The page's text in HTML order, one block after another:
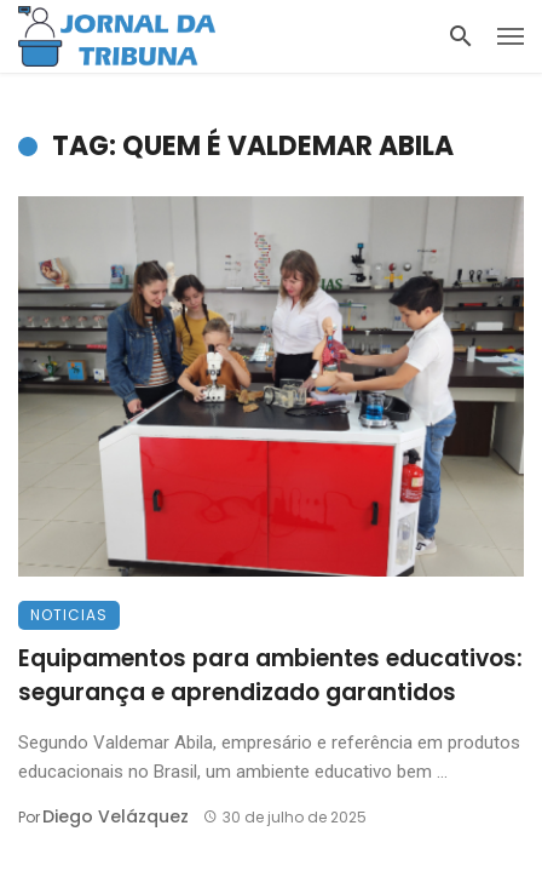
TAG: QUEM É VALDEMAR ABILA
NOTICIAS
Equipamentos para ambientes educativos:
segurança e aprendizado garantidos
Segundo Valdemar Abila, empresário e referência em produtos
educacionais no Brasil, um ambiente educativo bem ...
PorDiego Velázquez 30 de julho de 2025